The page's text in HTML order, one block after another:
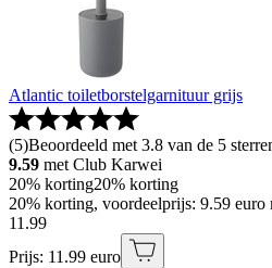
Atlantic toiletborstelgarnituur grijs
(5)Beoordeeld met 3.8 van de 5
9.59 met Club Karwei
20% korting20% korting
20% korting, voordeelprijs: 9.59
11 .99
Prijs: 11.99 euro